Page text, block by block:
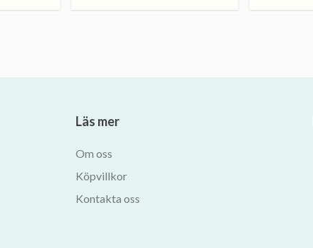
Läs mer
Om oss
Köpvillkor
Kontakta oss